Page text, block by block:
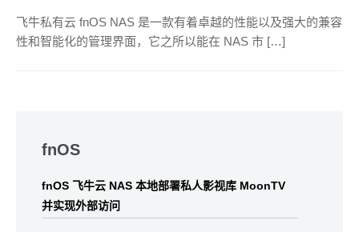
飞牛私有云 fnOS NAS 是一款有着卓越的性能以及强大的兼容
性和智能化的管理界面，它之所以能在 NAS 市 […]
fnOS
fnOS 飞牛云 NAS 本地部署私人影视库 MoonTV
并实现外部访问